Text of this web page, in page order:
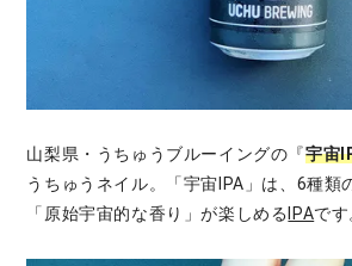
山梨県・うちゅうブルーイングの『宇宙
うちゅうネイル。「宇宙IPA」は、6種類
「原始宇宙的な香り」が楽しめる IPAです